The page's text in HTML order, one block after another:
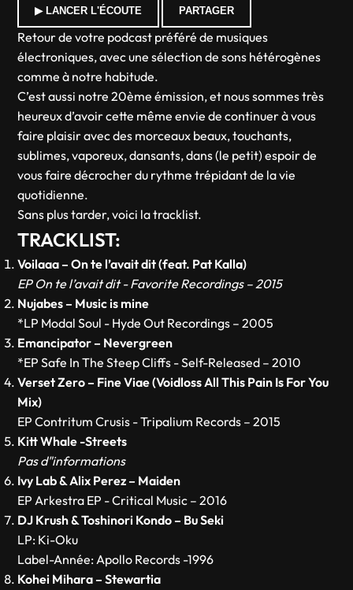
▶ LANCER L'ÉCOUTE PARTAGER
Retour de votre podcast préféré de musiques
électroniques, avec une sélection de sons hétérogènes
comme à notre habitude.
C’est aussi notre 20ème émission, et nous sommes très
heureux d’avoir cette même envie de continuer à vous
faire plaisir avec des morceaux beaux, touchants,
sublimes, vaporeux, dansants, dans (le petit) espoir de
vous faire décrocher du rythme trépidant de la vie
quotidienne.
Sans plus tarder, voici la tracklist.
TRACKLIST:
Voilaaa – On te l’avait dit (feat. Pat Kalla)
EP On te l’avait dit - Favorite Recordings – 2015
Nujabes – Music is mine
*LP Modal Soul - Hyde Out Recordings – 2005
Emancipator – Nevergreen
*EP Safe In The Steep Cliffs - Self-Released – 2010
Verset Zero – Fine Viae (Voidloss All This Pain Is For You
Mix)
EP Contritum Crusis - Tripalium Records – 2015
Kitt Whale -Streets
Pas d"informations
Ivy Lab & Alix Perez – Maiden
EP Arkestra EP - Critical Music – 2016
DJ Krush & Toshinori Kondo – Bu Seki
LP: Ki-Oku
Label-Année: Apollo Records -1996
Kohei Mihara – Stewartia